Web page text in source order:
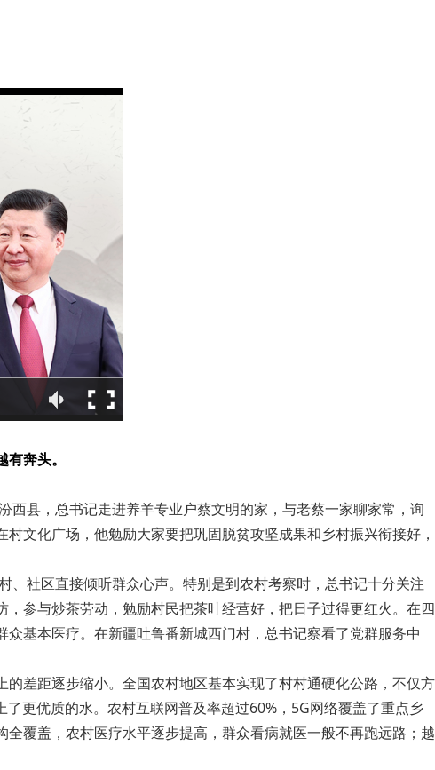
奔头。
县，总书记走进养羊专业户蔡文明的家，与老蔡一家聊家常，询
文化广场，他勉励大家要把巩固脱贫攻坚成果和乡村振兴衔接好，
社区直接倾听群众心声。特别是到农村考察时，总书记十分关注
参与炒茶劳动，勉励村民把茶叶经营好，把日子过得更红火。在四
基本医疗。在新疆吐鲁番新城西门村，总书记察看了党群服务中
差距逐步缩小。全国农村地区基本实现了村村通硬化公路，不仅方
更优质的水。农村互联网普及率超过60%，5G网络覆盖了重点乡
覆盖，农村医疗水平逐步提高，群众看病就医一般不再跑远路；越